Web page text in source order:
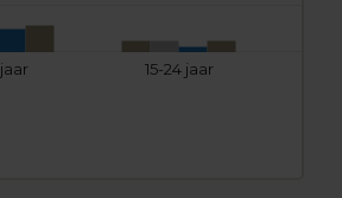
15-24 jaar